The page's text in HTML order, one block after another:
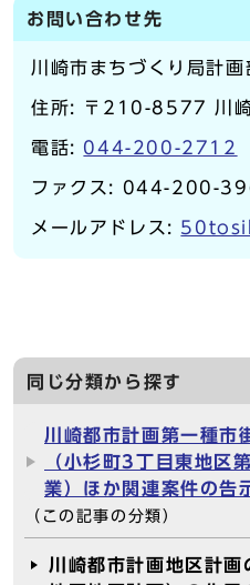
お問い合わせ先
川崎市まちづくり局計画
住所: 〒210-8577 川崎
電話: 044-200-2712
ファクス: 044-200-
メールアドレス:
同じ分類から探す
川崎都市計画第一種市
（小杉町3丁目東地区
業）ほか関連案件の告
（この記事の分類）
川崎都市計画地区計